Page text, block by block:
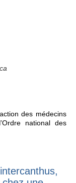
des médecins
national des